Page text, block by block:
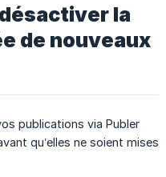
la
de nouveaux
publications via Publer
qu’elles ne soient mises